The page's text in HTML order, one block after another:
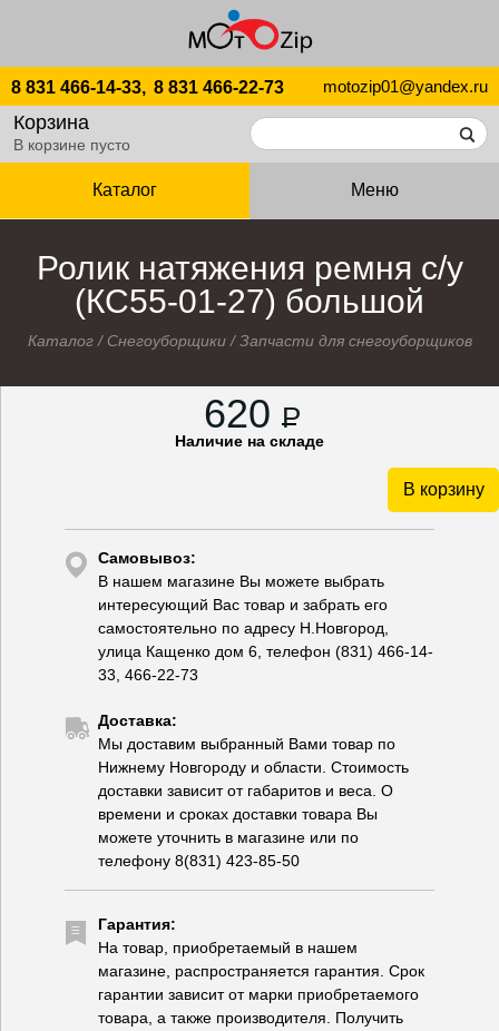
8 831 466-14-33, 8 831 466-22-73 motozip01@yandex.ru
Корзина
В корзине пусто
Каталог Меню
Ролик натяжения ремня с/у
(КC55-01-27) большой
Каталог/ Снегоуборщики/Запчасти для снегоуборщиков
620 P
Наличие на складе
В корзину
Самовывоз:
В нашем магазине Вы можете выбрать
интересующий Вас товар и забрать его
самостоятельно по адресу Н.Новгород,
улица Кащенко дом 6, телефон (831) 466-14-
33, 466-22-73
Доставка:
Мы доставим выбранный Вами товар по
Нижнему Новгороду и области. Стоимость
доставки зависит от габаритов и веса. О
времени и сроках доставки товара Вы
можете уточнить в магазине или по
телефону 8(831) 423-85-50
Гарантия:
На товар, приобретаемый в нашем
магазине, распространяется гарантия. Срок
гарантии зависит от марки приобретаемого
товара, а также производителя. Получить